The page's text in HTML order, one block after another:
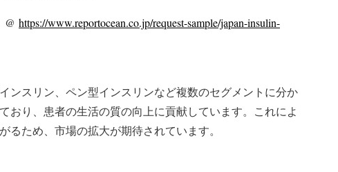
@ https://www.reportocean.co.jp/request-sample/japan-insulin-
ンスリン、ペン型インスリンなど複数のセグメントに分か
おり、患者の生活の質の向上に貢献しています。これによ
ため、市場の拡大が期待されています。